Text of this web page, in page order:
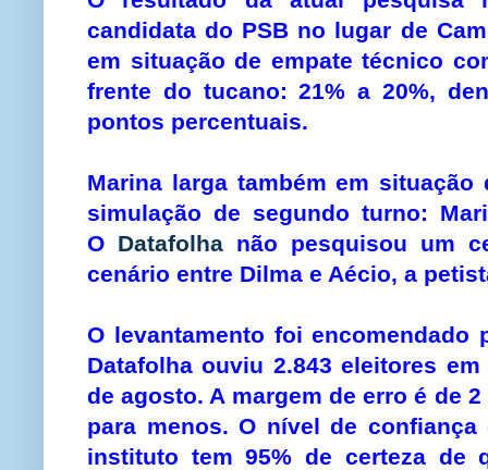
candidata do PSB no lugar de
em situação de empate técnico
frente do tucano: 21% a 20%,
pontos percentuais.
Marina larga também em
simulação de segundo turno:
O Datafolha não pesquisou um
cenário entre Dilma e Aécio, a
O levantamento foi encomendado
Datafolha ouviu 2.843 eleitores
de agosto. A margem de erro é de
para menos. O nível de
instituto tem 95% de certeza de